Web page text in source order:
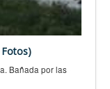
Bañada por las